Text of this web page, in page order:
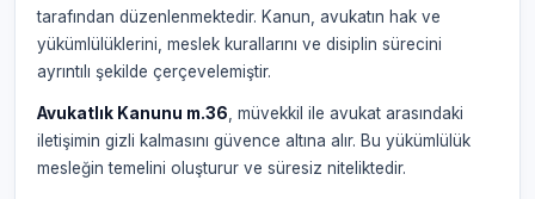
tarafından düzenlenmektedir. Kanun, avukatın hak ve
yükümlülüklerini, meslek kurallarını ve disiplin sürecini
ayrıntılı şekilde çerçevelemiştir.
Avukatlık Kanunu m.36 , müvekkil ile avukat arasındaki
iletişimin gizli kalmasını güvence altına alır. Bu yükümlülük
mesleğin temelini oluşturur ve süresiz niteliktedir.